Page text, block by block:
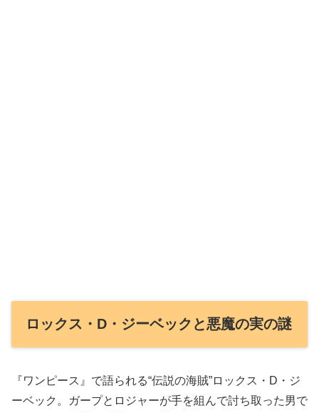
ロックス・D・ジーベックと悪魔の実の謎
『ワンピース』で語られる“伝説の海賊”ロックス・D・ジ
ーベック。ガープとロジャーが手を組んで討ち取った男で